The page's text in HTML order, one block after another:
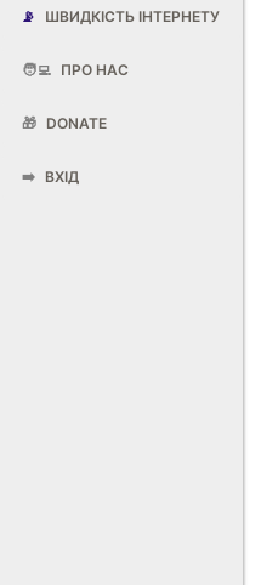
📡 ШВИДКІСТЬ ІНТЕРНЕТУ
🧑‍💻 ПРО НАС
🎁 DONATE
➡️ ВХІД